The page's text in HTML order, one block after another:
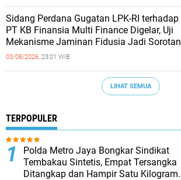
Sidang Perdana Gugatan LPK-RI terhadap
PT KB Finansia Multi Finance Digelar, Uji
Mekanisme Jaminan Fidusia Jadi Sorotan
03/08/2026, 23:01 WIB
LIHAT SEMUA
TERPOPULER
‎Polda Metro Jaya Bongkar Sindikat
Tembakau Sintetis, Empat Tersangka
Ditangkap dan Hampir Satu Kilogram